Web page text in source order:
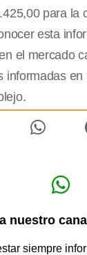
para la
esta
el mercado
informadas en
nuestro
siempre